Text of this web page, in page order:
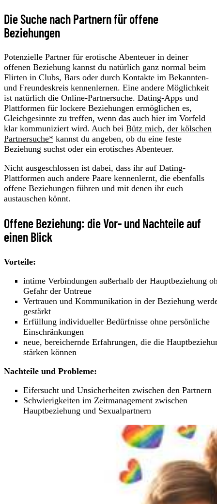
Die Suche nach Partnern für offene
Beziehungen
Potenzielle Partner für erotische Abenteuer in deiner
offenen Beziehung kannst du natürlich ganz normal beim
Flirten in Clubs, Bars oder durch Kontakte im Bekannten-
und Freundeskreis kennenlernen. Eine andere Möglichkeit
ist natürlich die Online-Partnersuche. Dating-Apps und
Plattformen für lockere Beziehungen ermöglichen es,
Gleichgesinnte zu treffen, wenn das auch hier im Vorfeld
klar kommuniziert wird. Auch bei Bütz mich, der kölschen
Partnersuche* kannst du angeben, ob du eine feste
Beziehung suchst oder ein erotisches Abenteuer.
Nicht ausgeschlossen ist dabei, dass ihr auf Dating-
Plattformen auch andere Paare kennenlernt, die ebenfalls
offene Beziehungen führen und mit denen ihr euch
austauschen könnt.
Offene Beziehung: die Vor- und Nachteile auf
einen Blick
Vorteile:
intime Verbindungen außerhalb der Hauptbeziehung
Gefahr der Untreue
Vertrauen und Kommunikation in der Beziehung
gestärkt
Erfüllung individueller Bedürfnisse ohne persönliche
Einschränkungen
neue, bereichernde Erfahrungen, die die
stärken können
Nachteile und Probleme:
Eifersucht und Unsicherheiten zwischen den Partnern
Schwierigkeiten im Zeitmanagement zwischen
Hauptbeziehung und Sexualpartnern